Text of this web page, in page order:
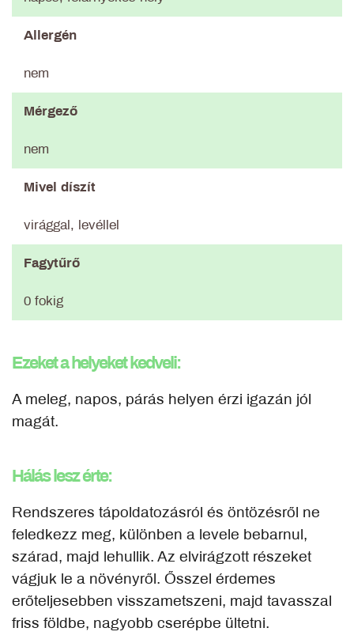
Allergén
nem
Mérgező
nem
Mivel díszít
virággal, levéllel
Fagytűrő
0 fokig
Ezeket a helyeket kedveli:
A meleg, napos, párás helyen érzi igazán jól
magát.
Hálás lesz érte:
Rendszeres tápoldatozásról és öntözésről ne
feledkezz meg, különben a levele bebarnul,
szárad, majd lehullik. Az elvirágzott részeket
vágjuk le a növényről. Ősszel érdemes
erőteljesebben visszametszeni, majd tavasszal
friss földbe, nagyobb cserépbe ültetni.